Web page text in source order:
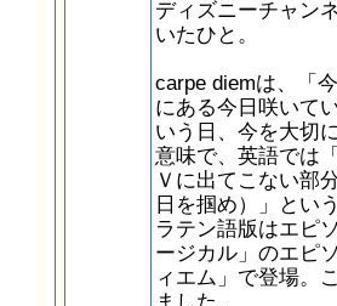
ディズニーチャン
いたひと。
carpe diemは、「
にある今日咲いて
いう日、今を大切
意味で、英語では
Ｖに出てこない部
日を掴め）」とい
ラテン語版はエピ
ージカル」のエピ
ィエム」で登場。
ました。